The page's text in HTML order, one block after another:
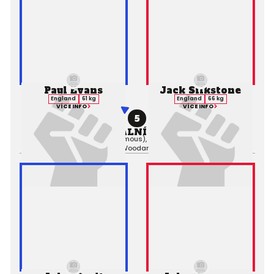
Paul Evans
England
61 kg
VÍCE INFO
5
PROFESIONÁLNÍ ZÁPAS MMA
Výsledek:Decision (Unanimous), 3. kolo 3:00,Rozhodčí:
Mark
Woodard
Jack Silkstone
England
66 kg
VÍCE INFO